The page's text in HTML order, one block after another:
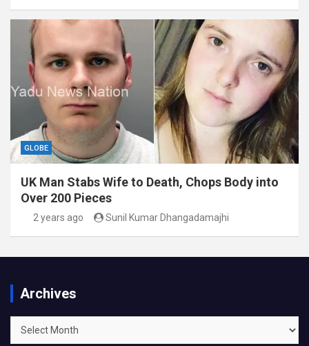
GLOBE
UK Man Stabs Wife to Death, Chops Body into
Over 200 Pieces
2 years ago Sunil Kumar Dhangadamajhi
Archives
Archives